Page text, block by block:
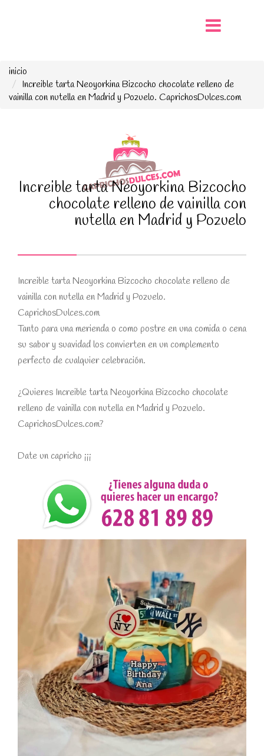
inicio
Increible tarta Neoyorkina Bizcocho chocolate relleno de
vainilla con nutella en Madrid y Pozuelo. CaprichosDulces.com
Increible tarta Neoyorkina Bizcocho
chocolate relleno de vainilla con
nutella en Madrid y Pozuelo
Increible tarta Neoyorkina Bizcocho chocolate relleno de
vainilla con nutella en Madrid y Pozuelo.
CaprichosDulces.com
Tanto para una merienda o como postre en una comida o cena
su sabor y suavidad los convierten en un complemento
perfecto de cualquier celebración.
¿Quieres Increible tarta Neoyorkina Bizcocho chocolate
relleno de vainilla con nutella en Madrid y Pozuelo.
CaprichosDulces.com?
Date un capricho ¡¡¡